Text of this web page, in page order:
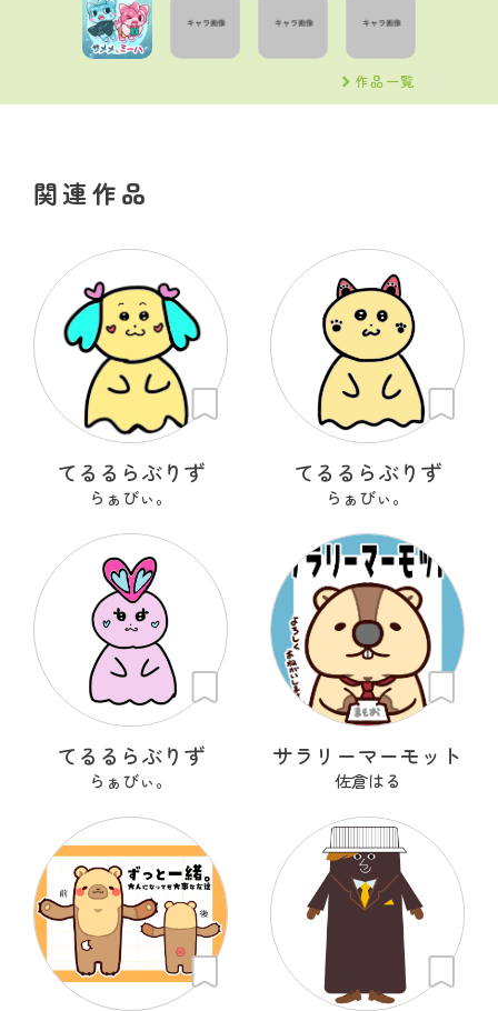
作品一覧
関連作品
てるるらぶりず
らぁびぃ。
てるるらぶりず
らぁびぃ。
てるるらぶりず
らぁびぃ。
サラリーマーモット
佐倉はる